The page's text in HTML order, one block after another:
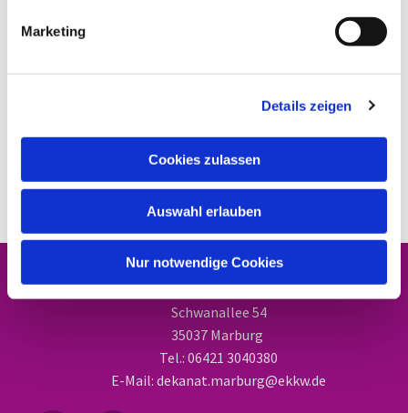
Marketing
Details zeigen
Cookies zulassen
Auswahl erlauben
Nur notwendige Cookies
Dekanat Marburg
Schwanallee 54
35037 Marburg
Tel.: 06421 3040380
E-Mail: dekanat.marburg@ekkw.de